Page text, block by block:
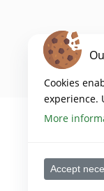
Cookies
experience.
More
Accept